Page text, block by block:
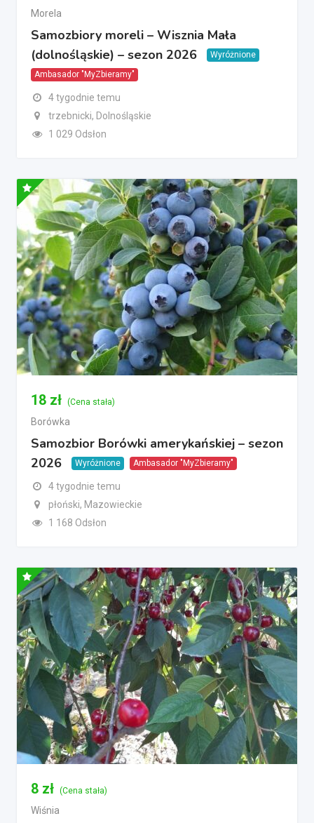
Morela
Samozbiory moreli – Wisznia Mała
(dolnośląskie) – sezon 2026
Wyróżnione
Ambasador "MyZbieramy"
4 tygodnie temu
trzebnicki, Dolnośląskie
1 029 Odsłon
18 zł (Cena stała)
Borówka
Samozbior Borówki amerykańskiej – sezon
2026
Wyróżnione Ambasador "MyZbieramy"
4 tygodnie temu
płoński, Mazowieckie
1 168 Odsłon
8 zł (Cena stała)
Wiśnia